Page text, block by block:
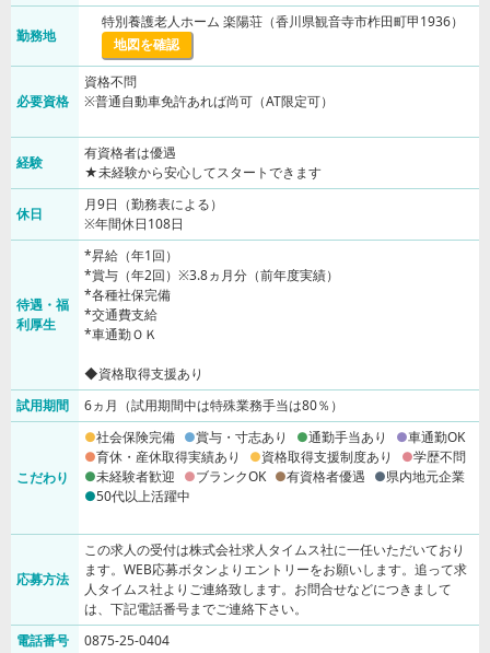
勤務地
特別養護老人ホーム 楽陽荘（香川県観音寺市柞田町甲1936）
地図を確認
必要資格
資格不問
※普通自動車免許あれば尚可（AT限定可）
経験
有資格者は優遇
★未経験から安心してスタートできます
休日
月9日（勤務表による）
※年間休日108日
待遇・福
利厚生
*昇給（年1回）
*賞与（年2回）※3.8ヵ月分（前年度実績）
*各種社保完備
*交通費支給
*車通勤ＯＫ
◆資格取得支援あり
試用期間
6ヵ月（試用期間中は特殊業務手当は80％）
こだわり
社会保険完備 賞与・寸志あり 通勤手当あり
車通勤OK
育休・産休取得実績あり
資格取得支援制度あり
学歴不問
未経験者歓迎
ブランクOK 有資格者優遇
県内地元企業
50代以上活躍中
応募方法
この求人の受付は株式会社求人タイムス社に一任いただいており
ます。WEB応募ボタンよりエントリーをお願いします。追って求
人タイムス社よりご連絡致します。お問合せなどにつきまして
は、下記電話番号までご連絡下さい。
電話番号
0875-25-0404